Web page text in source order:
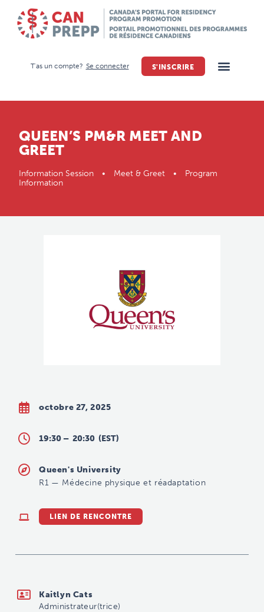
T'as un compte? Se connecter S'INSCRIRE
QUEEN’S PM&R MEET AND
GREET
Information Session • Meet & Greet • Program
Information
octobre 27, 2025
19:30 – 20:30 (EST)
Queen's University
R1 — Médecine physique et réadaptation
LIEN DE RENCONTRE
Kaitlyn Cats
Administrateur(trice)